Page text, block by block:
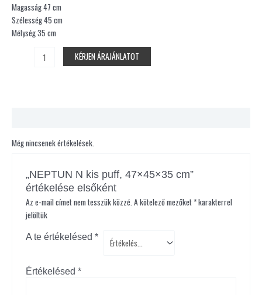
Magasság 47 cm
Szélesség 45 cm
Mélység 35 cm
KÉRJEN ÁRAJÁNLATOT
Még nincsenek értékelések.
„NEPTUN N kis puff, 47×45×35 cm”
értékelése elsőként
Az e-mail címet nem tesszük közzé. A kötelező mezőket*karakterrel
jelöltük
A te értékelésed *
Értékelésed *